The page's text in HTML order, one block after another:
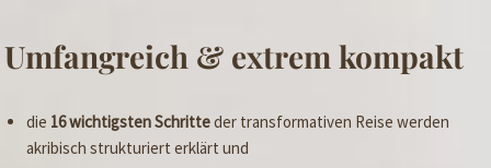
Umfangreich & extrem kompakt
die 16 wichtigsten Schritteder transformativen Reise werden
akribisch strukturiert erklärt und